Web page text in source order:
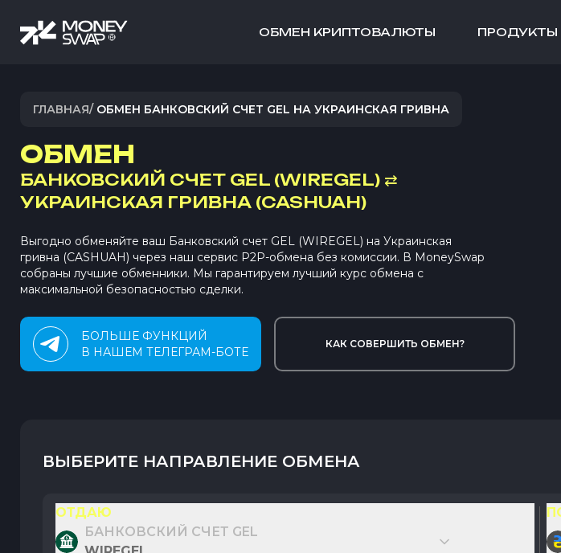
ОБМЕН КРИПТОВАЛЮТЫ ПРОДУКТЫ
ГЛАВНАЯ/ ОБМЕН БАНКОВСКИЙ СЧЕТ GEL НА УКРАИНСКАЯ ГРИВНА
ОБМЕН
БАНКОВСКИЙ СЧЕТ GEL (WIREGEL) ⇄
УКРАИНСКАЯ ГРИВНА (CASHUAH)
Выгодно обменяйте ваш Банковский счет GEL (WIREGEL) на Украинская
гривна (CASHUAH) через наш сервис P2P-обмена без комиссии. В MoneySwap
собраны лучшие обменники. Мы гарантируем лучший курс обмена с
максимальной безопасностью сделки.
БОЛЬШЕ ФУНКЦИЙ
В НАШЕМ ТЕЛЕГРАМ-БОТЕ
КАК СОВЕРШИТЬ ОБМЕН?
ВЫБЕРИТЕ НАПРАВЛЕНИЕ ОБМЕНА
ОТДАЮ
БАНКОВСКИЙ СЧЕТ GEL